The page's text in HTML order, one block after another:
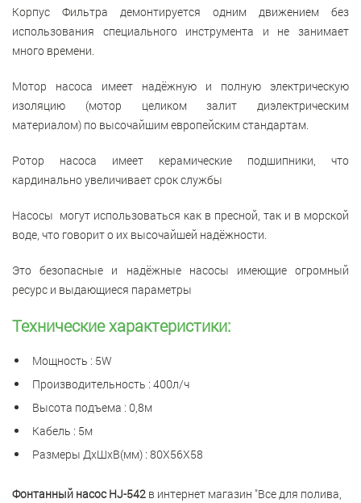
Корпус Фильтра демонтируется одним движением без
использования специального инструмента и не занимает
много времени.
Мотор насоса имеет надёжную и полную электрическую
изоляцию (мотор целиком залит диэлектрическим
материалом) по высочайшим европейским стандартам.
Ротор насоса имеет керамические подшипники, что
кардинально увеличивает срок службы
Насосы могут использоваться как в пресной, так и в морской
воде, что говорит о их высочайшей надёжности.
Это безопасные и надёжные насосы имеющие огромный
ресурс и выдающиеся параметры
Технические характеристики:
Мощность : 5W
Производительность : 400л/ч
Высота подъема : 0,8м
Кабель : 5м
Размеры ДxШxВ(мм) : 80X56X58
Фонтанный насос HJ-542 в интернет магазин "Все для полива,